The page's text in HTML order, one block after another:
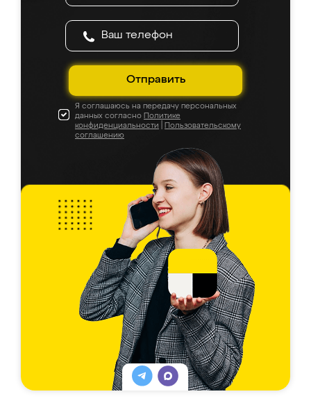
Отправить
Я соглашаюсь на передачу персональных
данных согласно Политике
конфиденциальности
Пользовательскому
соглашению